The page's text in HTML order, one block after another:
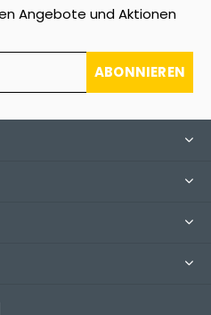
Angebote und Aktionen
ABONNIEREN